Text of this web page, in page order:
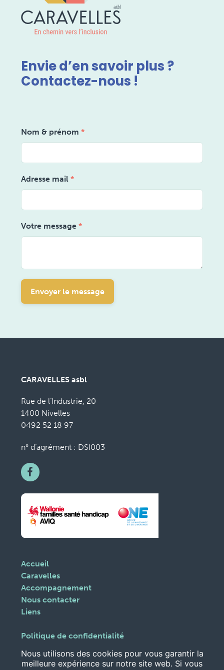
Envie d’en savoir plus ?
Contactez-nous !
Nom & prénom *
Adresse mail *
Votre message *
Envoyer le message
CARAVELLES asbl
Rue de l’Industrie, 20
1400 Nivelles
0492 52 18 97
n° d’agrément : DSI003
Accueil
Caravelles
Accompagnement
Nous contacter
Liens
Politique de confidentialité
Nous utilisons des cookies pour vous garantir la
meilleure expérience sur notre site web. Si vous